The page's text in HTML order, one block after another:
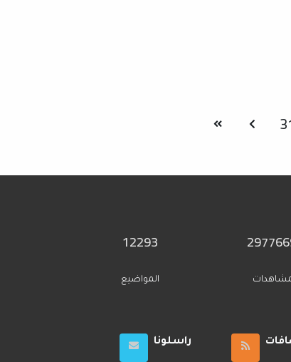
12293
المواضيع
راسلونا